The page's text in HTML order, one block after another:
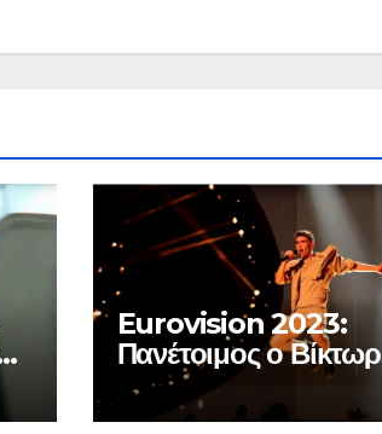
Eurovision 2023:
Πανέτοιμος ο Βίκτωρ
Βερνίκος για τον β’
ημιτελικό – Σε ποια